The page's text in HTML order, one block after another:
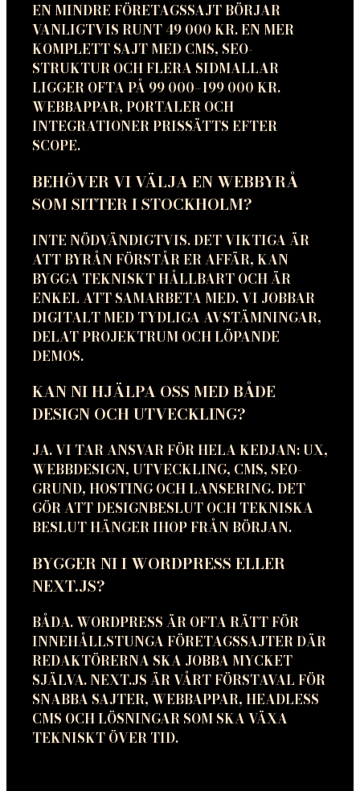
EN MINDRE FÖRETAGSSAJT BÖRJAR
VANLIGTVIS RUNT 49 000 KR. EN MER
KOMPLETT SAJT MED CMS, SEO-
STRUKTUR OCH FLERA SIDMALLAR
LIGGER OFTA PÅ 99 000–199 000 KR.
WEBBAPPAR, PORTALER OCH
INTEGRATIONER PRISSÄTTS EFTER
SCOPE.
BEHÖVER VI VÄLJA EN WEBBYRÅ
SOM SITTER I STOCKHOLM?
INTE NÖDVÄNDIGTVIS. DET VIKTIGA ÄR
ATT BYRÅN FÖRSTÅR ER AFFÄR, KAN
BYGGA TEKNISKT HÅLLBART OCH ÄR
ENKEL ATT SAMARBETA MED. VI JOBBAR
DIGITALT MED TYDLIGA AVSTÄMNINGAR,
DELAT PROJEKTRUM OCH LÖPANDE
DEMOS.
KAN NI HJÄLPA OSS MED BÅDE
DESIGN OCH UTVECKLING?
JA. VI TAR ANSVAR FÖR HELA KEDJAN: UX,
WEBBDESIGN, UTVECKLING, CMS, SEO-
GRUND, HOSTING OCH LANSERING. DET
GÖR ATT DESIGNBESLUT OCH TEKNISKA
BESLUT HÄNGER IHOP FRÅN BÖRJAN.
BYGGER NI I WORDPRESS ELLER
NEXT.JS?
BÅDA. WORDPRESS ÄR OFTA RÄTT FÖR
INNEHÅLLSTUNGA FÖRETAGSSAJTER DÄR
REDAKTÖRERNA SKA JOBBA MYCKET
SJÄLVA. NEXT.JS ÄR VÅRT FÖRSTAVAL FÖR
SNABBA SAJTER, WEBBAPPAR, HEADLESS
CMS OCH LÖSNINGAR SOM SKA VÄXA
TEKNISKT ÖVER TID.